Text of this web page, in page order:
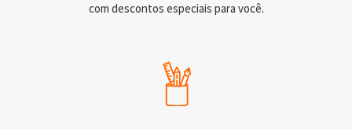
com descontos especiais para você.